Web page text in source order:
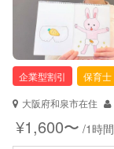
企業型割引
保育士
大阪府和泉市在住
¥1,600〜 /1時間